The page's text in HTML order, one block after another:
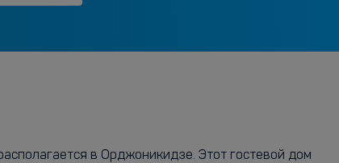
в Орджоникидзе. Этот гостевой дом